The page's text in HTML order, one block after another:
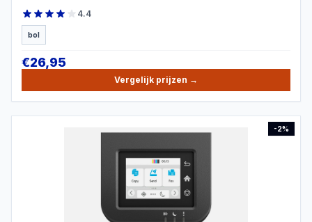
4.4
bol
€26,95
Vergelijk prijzen →
-2%
PRODUCTBEELD